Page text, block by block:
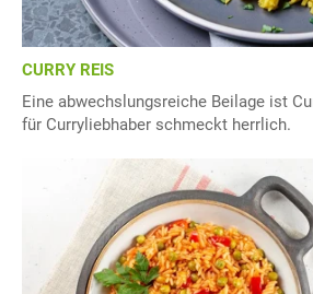
CURRY REIS
Eine abwechslungsreiche Beilage ist
für Curryliebhaber schmeckt herrlich.